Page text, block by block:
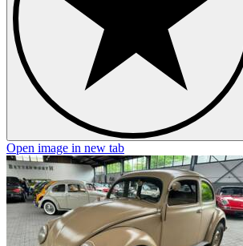
Open image in new tab